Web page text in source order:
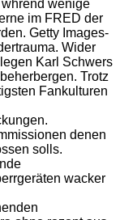
wenige
im FRED der
Getty Images-
Wider
Karl Schwers
Trotz
Fankulturen
denen
solls.
wacker